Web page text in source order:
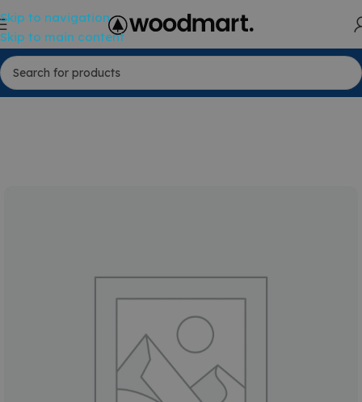
Skip to navigation
Skip to main content